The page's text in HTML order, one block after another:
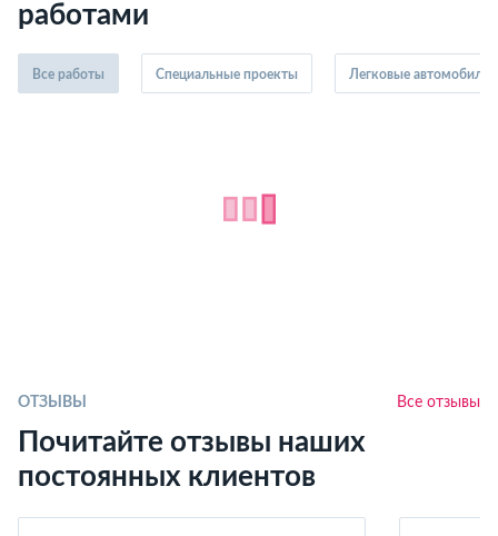
работами
Все работы Специальные проекты Легковые автомобили
ОТЗЫВЫ Все отзывы
Почитайте отзывы наших
постоянных клиентов